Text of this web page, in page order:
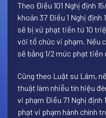
Theo Điều 101 Nghị định
khoản 37 Điều 1 Nghị định
sẽ bị xử phạt tiền từ 10
với tổ chức vi phạm. Nếu
sẽ bằng 1/2 mức phạt
Cũng theo Luật sư Lâm,
thuật làm nhiễu tín hiệu
vi phạm Điều 71 Nghị
phạt vi phạm hành chính